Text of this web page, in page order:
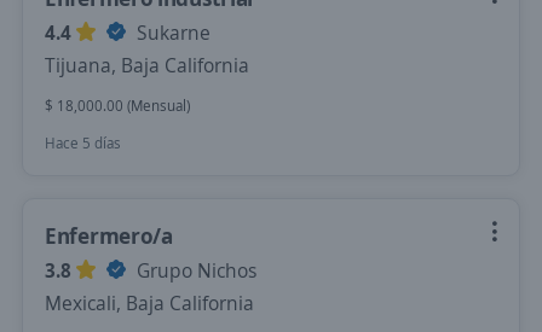
4.4
Sukarne
Tijuana, Baja California
$ 18,000.00 (Mensual)
Hace 5 días
Enfermero/a
3.8
Grupo Nichos
Mexicali, Baja California